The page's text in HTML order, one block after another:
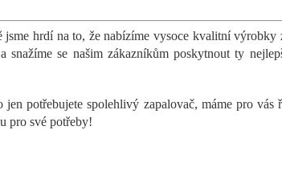
v
l
á
í
jsme hrdí na to, že nabízíme vysoce kvalitní výrobky
snažíme se našim zákazníkům poskytnout ty
potřebujete spolehlivý zapalovač, máme pro vás
pro své potřeby!